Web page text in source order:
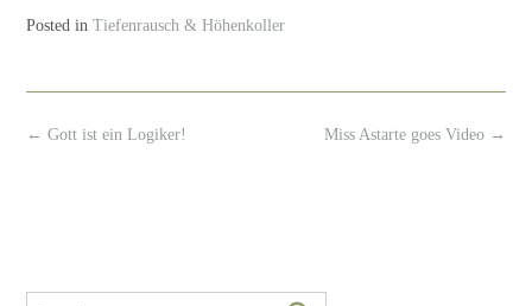
Posted in Tiefenrausch & Höhenkoller
Post
Miss Astarte goes Video →
← Gott ist ein Logiker!